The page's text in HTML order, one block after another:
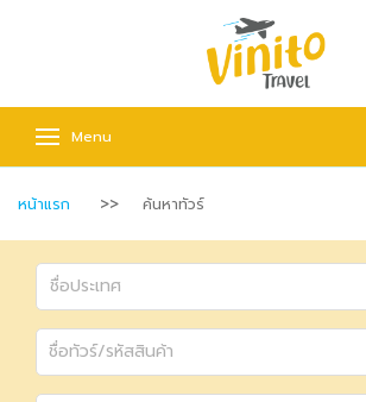
Menu
หน้าแรก ค้นหาทัวร์